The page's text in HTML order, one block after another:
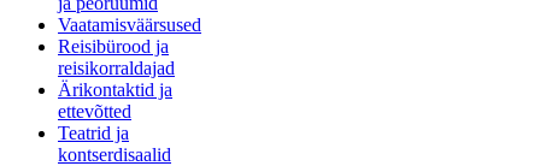
Vaatamisväärsused
Reisibürood ja
reisikorraldajad
Ärikontaktid ja
ettevõtted
Teatrid ja
kontserdisaalid